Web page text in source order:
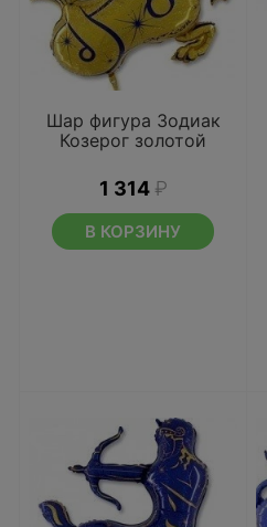
Шар фигура Зодиак
Козерог золотой
1 314 ₽
В КОРЗИНУ